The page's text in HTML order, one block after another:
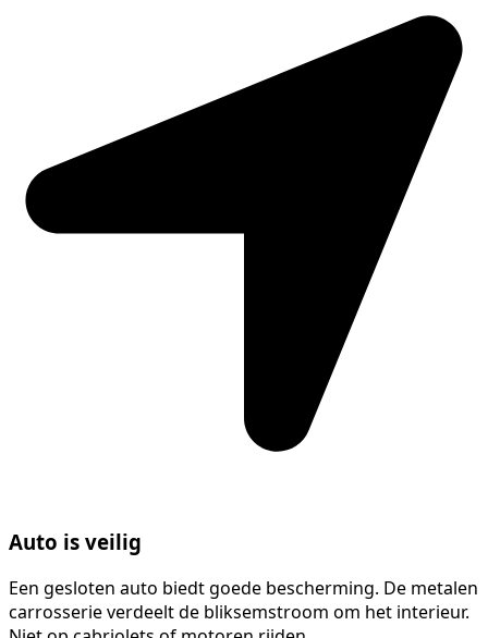
Auto is veilig
Een gesloten auto biedt goede bescherming. De metalen
carrosserie verdeelt de bliksemstroom om het interieur.